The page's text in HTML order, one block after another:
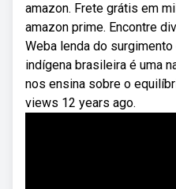
amazon. Frete grátis em
amazon prime. Encontre
Weba lenda do
indígena brasileira é uma
nos ensina sobre o
views 12 years ago.